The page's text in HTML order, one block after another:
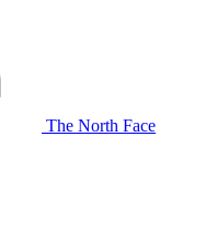
The North Face